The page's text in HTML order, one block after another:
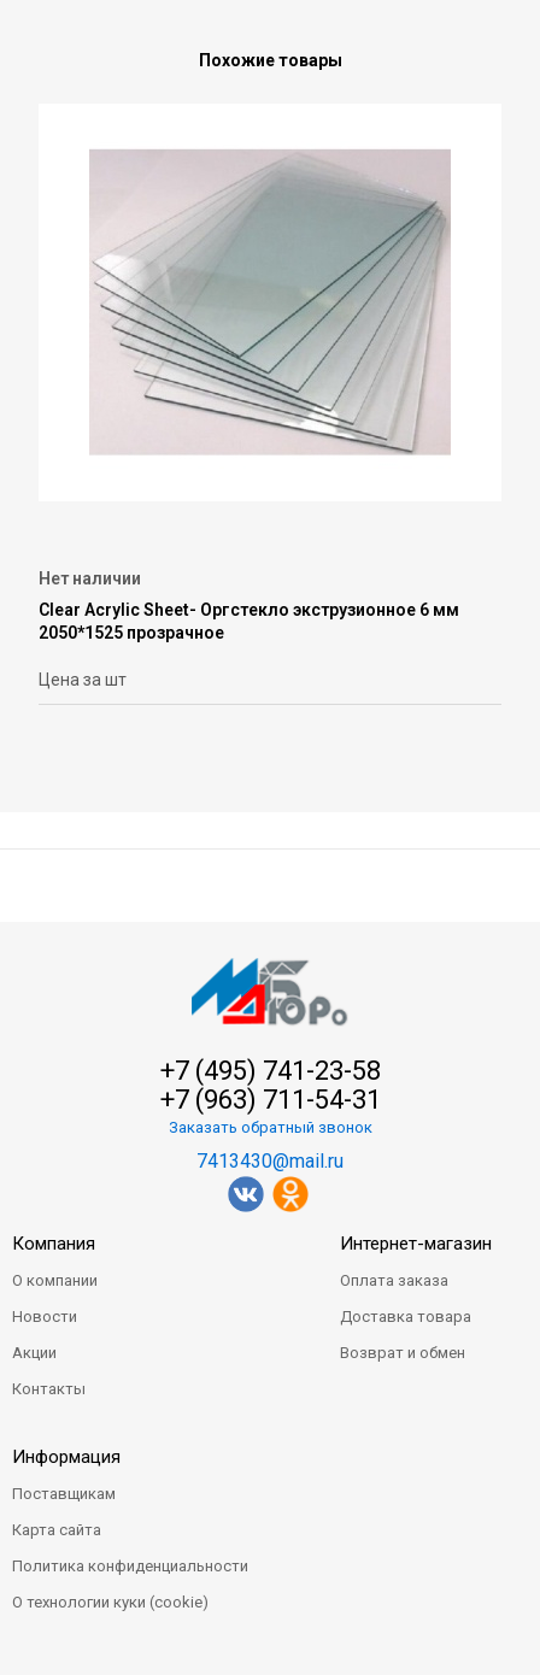
Похожие товары
Нет наличии
Сlear Acrylic Sheet- Оргстекло экструзионное 6 мм
2050*1525 прозрачное
Цена за шт
+7 (495) 741-23-58
+7 (963) 711-54-31
Заказать обратный звонок
7413430@mail.ru
Компания
О компании
Новости
Акции
Контакты
Интернет-магазин
Оплата заказа
Доставка товара
Возврат и обмен
Информация
Поставщикам
Карта сайта
Политика конфиденциальности
О технологии куки (cookie)